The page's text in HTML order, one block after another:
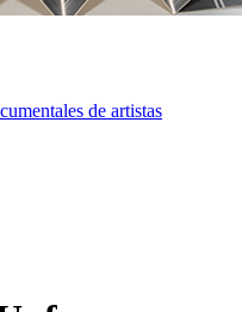
de artistas